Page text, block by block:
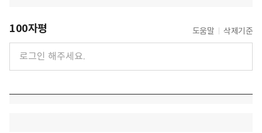
100자평 도움말 삭제기준